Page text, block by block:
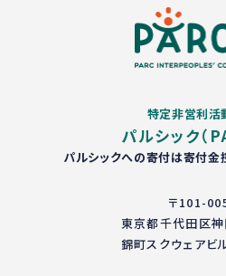
特定非営利活
パルシック（
パルシックへの寄付は寄付金
〒101-
東京都千代田区
錦町スクウェアビ